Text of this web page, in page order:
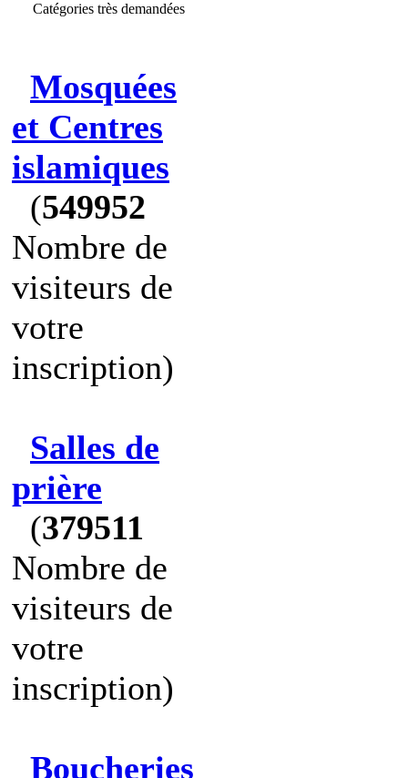
Catégories très demandées
Mosquées
et Centres
islamiques
(549952
Nombre de
visiteurs de
votre
inscription)
Salles de
prière
(379511
Nombre de
visiteurs de
votre
inscription)
Boucheries